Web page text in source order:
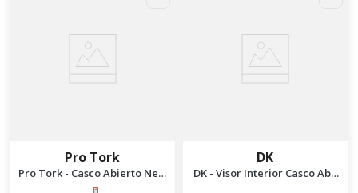
Pro Tork
Pro Tork - Casco Abierto New
Liberty 3 Mate M | Rosa
DK
DK - Visor Interior Casco Aba